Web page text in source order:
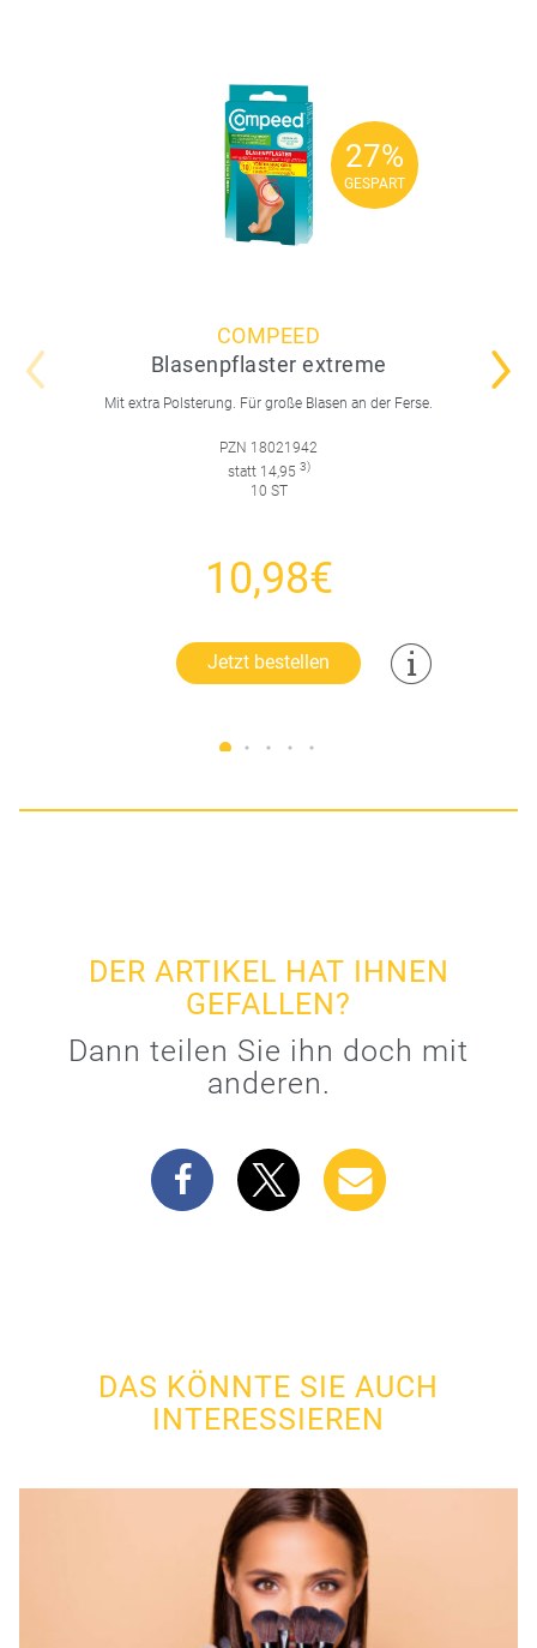
27%
GESPART
27%
GESPART
COMPEED
Blasenpflaster extreme
Mit extra Polsterung. Für große Blasen an der Ferse.
PZN 18021942
statt 14,95 3)
10 ST
10,98€
Jetzt bestellen
DER ARTIKEL HAT IHNEN
GEFALLEN?
Dann teilen Sie ihn doch mit
anderen.
DAS KÖNNTE SIE AUCH
INTERESSIEREN